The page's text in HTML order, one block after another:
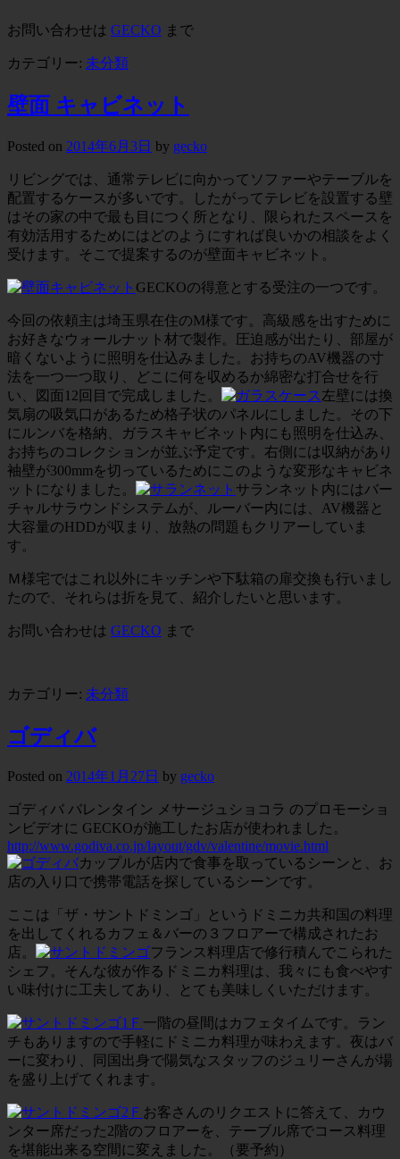
お問い合わせは GECKO まで
カテゴリー: 未分類
壁面 キャビネット
Posted on 2014年6月3日 by gecko
リビングでは、通常テレビに向かってソファーやテーブルを
配置するケースが多いです。したがってテレビを設置する壁
はその家の中で最も目につく所となり、限られたスペースを
有効活用するためにはどのようにすれば良いかの相談をよく
受けます。そこで提案するのが壁面キャビネット。
GECKOの得意とする受注の一つです。
今回の依頼主は埼玉県在住のM様です。高級感を出すために
お好きなウォールナット材で製作。圧迫感が出たり、部屋が
暗くないように照明を仕込みました。お持ちのAV機器の寸
法を一つ一つ取り、どこに何を収めるか綿密な打合せを行
い、図面12回目で完成しました。
左壁には換
気扇の吸気口があるため格子状のパネルにしました。その下
にルンバを格納、ガラスキャビネット内にも照明を仕込み、
お持ちのコレクションが並ぶ予定です。右側には収納があり
袖壁が300mmを切っているためにこのような変形なキャビネ
ットになりました。
サランネット内にはバー
チャルサラウンドシステムが、ルーバー内には、AV機器と
大容量のHDDが収まり、放熱の問題もクリアーしていま
す。
Ｍ様宅ではこれ以外にキッチンや下駄箱の扉交換も行いまし
たので、それらは折を見て、紹介したいと思います。
お問い合わせは GECKO まで
カテゴリー: 未分類
ゴディバ
Posted on 2014年1月27日 by gecko
ゴディバ バレンタイン メサージュショコラ のプロモーショ
ンビデオに GECKOが施工したお店が使われました。
http://www.godiva.co.jp/layout/gdv/valentine/movie.html
カップルが店内で食事を取っているシーンと、お
店の入り口で携帯電話を探しているシーンです。
ここは「ザ・サントドミンゴ」というドミニカ共和国の料理
を出してくれるカフェ＆バーの３フロアーで構成されたお
店。
フランス料理店で修行積んでこられた
シェフ。そんな彼が作るドミニカ料理は、我々にも食べやす
い味付けに工夫してあり、とても美味しくいただけます。
一階の昼間はカフェタイムです。ラン
チもありますので手軽にドミニカ料理が味わえます。夜はバ
ーに変わり、同国出身で陽気なスタッフのジュリーさんが場
を盛り上げてくれます。
お客さんのリクエストに答えて、カウ
ンター席だった2階のフロアーを、テーブル席でコース料理
を堪能出来る空間に変えました。（要予約）